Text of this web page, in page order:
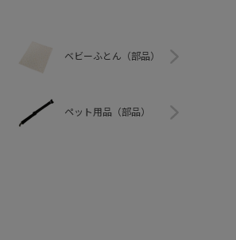
ベビーふとん（部品）
ペット用品（部品）